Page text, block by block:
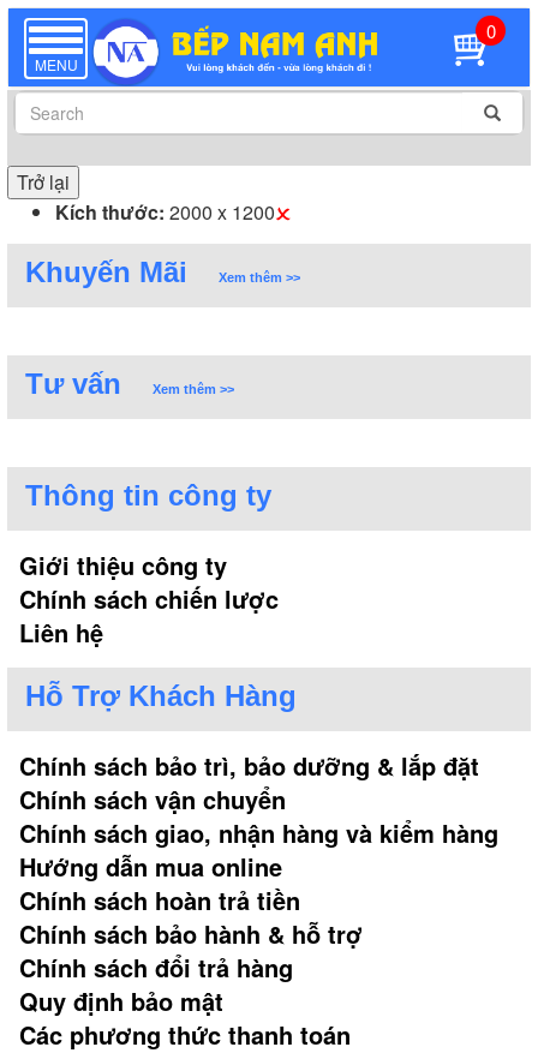
TOGGLE
NAVIGATION
MENU
0
Trở lại
Kích thước: 2000 x 1200
Khuyến Mãi Xem thêm >>
Tư vấn Xem thêm >>
Thông tin công ty
Giới thiệu công ty
Chính sách chiến lược
Liên hệ
Hỗ Trợ Khách Hàng
Chính sách bảo trì, bảo dưỡng & lắp đặt
Chính sách vận chuyển
Chính sách giao, nhận hàng và kiểm hàng
Hướng dẫn mua online
Chính sách hoàn trả tiền
Chính sách bảo hành & hỗ trợ
Chính sách đổi trả hàng
Quy định bảo mật
Các phương thức thanh toán